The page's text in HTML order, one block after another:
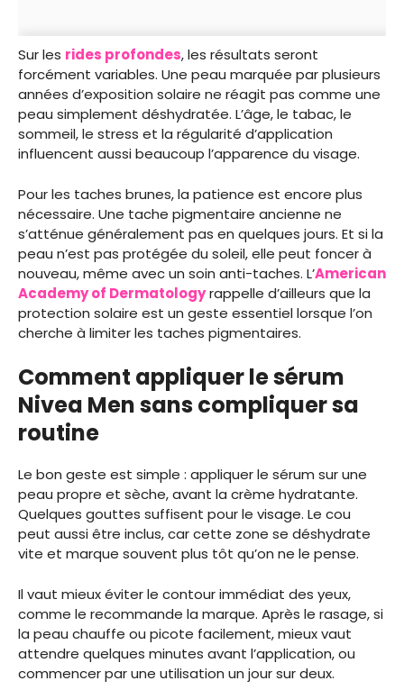
Sur les rides profondes, les résultats seront
forcément variables. Une peau marquée par plusieurs
années d’exposition solaire ne réagit pas comme une
peau simplement déshydratée. L’âge, le tabac, le
sommeil, le stress et la régularité d’application
influencent aussi beaucoup l’apparence du visage.
Pour les taches brunes, la patience est encore plus
nécessaire. Une tache pigmentaire ancienne ne
s’atténue généralement pas en quelques jours. Et si la
peau n’est pas protégée du soleil, elle peut foncer à
nouveau, même avec un soin anti-taches. L’American
Academy of Dermatologyrappelle d’ailleurs que la
protection solaire est un geste essentiel lorsque l’on
cherche à limiter les taches pigmentaires.
Comment appliquer le sérum
Nivea Men sans compliquer sa
routine
Le bon geste est simple : appliquer le sérum sur une
peau propre et sèche, avant la crème hydratante.
Quelques gouttes suffisent pour le visage. Le cou
peut aussi être inclus, car cette zone se déshydrate
vite et marque souvent plus tôt qu’on ne le pense.
Il vaut mieux éviter le contour immédiat des yeux,
comme le recommande la marque. Après le rasage, si
la peau chauffe ou picote facilement, mieux vaut
attendre quelques minutes avant l’application, ou
commencer par une utilisation un jour sur deux.